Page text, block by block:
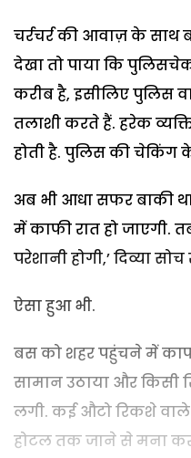
चर्रचर्र की आवाज़ के साथ
देखा तो पाया कि
करीब है, इसीलिए पुलिस
तलाशी करते हैं. हरेक
होती है. पुलिस की चेकिंग
अब भी आधा सफर बाकी
में काफी रात हो जाएगी.
परेशानी होगी,’ दिव्या सोच
ऐसा हुआ भी.
बस को शहर पहुंचने में
सामान उठाया और
लगी. कई औटो रिकशे
होटल तक जाने से मना